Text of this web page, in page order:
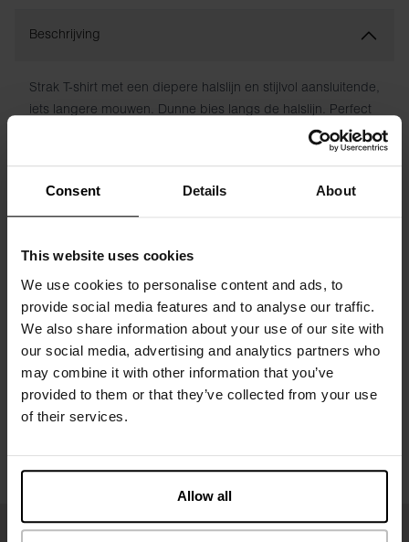
Consent Details About
This website uses cookies
We use cookies to personalise content and ads, to
provide social media features and to analyse our traffic.
We also share information about your use of our site with
our social media, advertising and analytics partners who
may combine it with other information that you’ve
provided to them or that they’ve collected from your use
of their services.
Allow all
Beschrijving
Strak T-shirt met een diepere halslijn en stijlvol aansluitende,
iets langere mouwen. Dunne bies langs de halslijn. Perfect
onder een jasje of zoals het is met een spijkerbroek.
Het model op de foto is 173 cm lang en draagt ​​maat S.
Specificatie
Maatgids
Wasvoorschriften